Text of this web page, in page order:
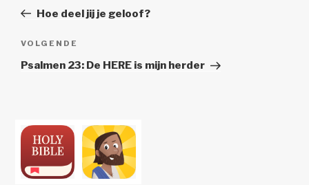
bericht
Hoe deel jij je geloof?
Volgend
Bericht
VOLGENDE
Psalmen 23: De HERE is mijn herder